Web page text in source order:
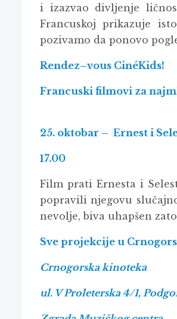
i izazvao divljenje
Francuskoj prikazuje
pozivamo da ponovo
Rendez–vous CinéKids!
Francuski filmovi za
25. oktobar – Ernest i
17.00
Film prati Ernesta i
popravili njegovu
nevolje, biva uhapšen
Sve projekcije u
Crnogorska kinoteka
ul. V Proleterska 4/1,